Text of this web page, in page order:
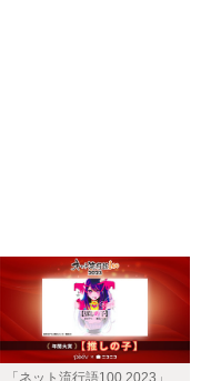
「ネット流行語100 2023」